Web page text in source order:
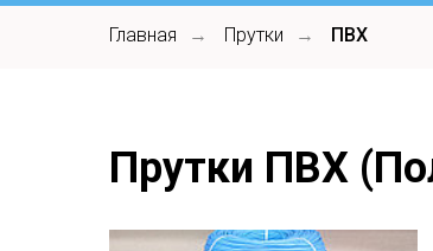
Главная → Прутки → ПВХ
Прутки ПВХ